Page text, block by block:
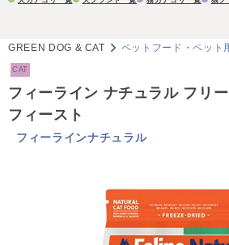
GREEN DOG & CAT ペットフード・ペット
CAT
フィーライン ナチュラル フリ
フィースト
フィーラインナチュラル